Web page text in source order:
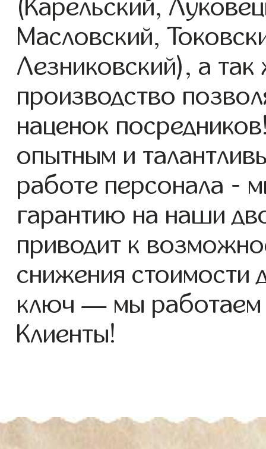
(Карельский,
Масловский,
Лезниковский), а
производство
наценок
опытным и
работе персонала -
гарантию на наши
приводит к
снижения стоимости
ключ — мы
Клиенты!